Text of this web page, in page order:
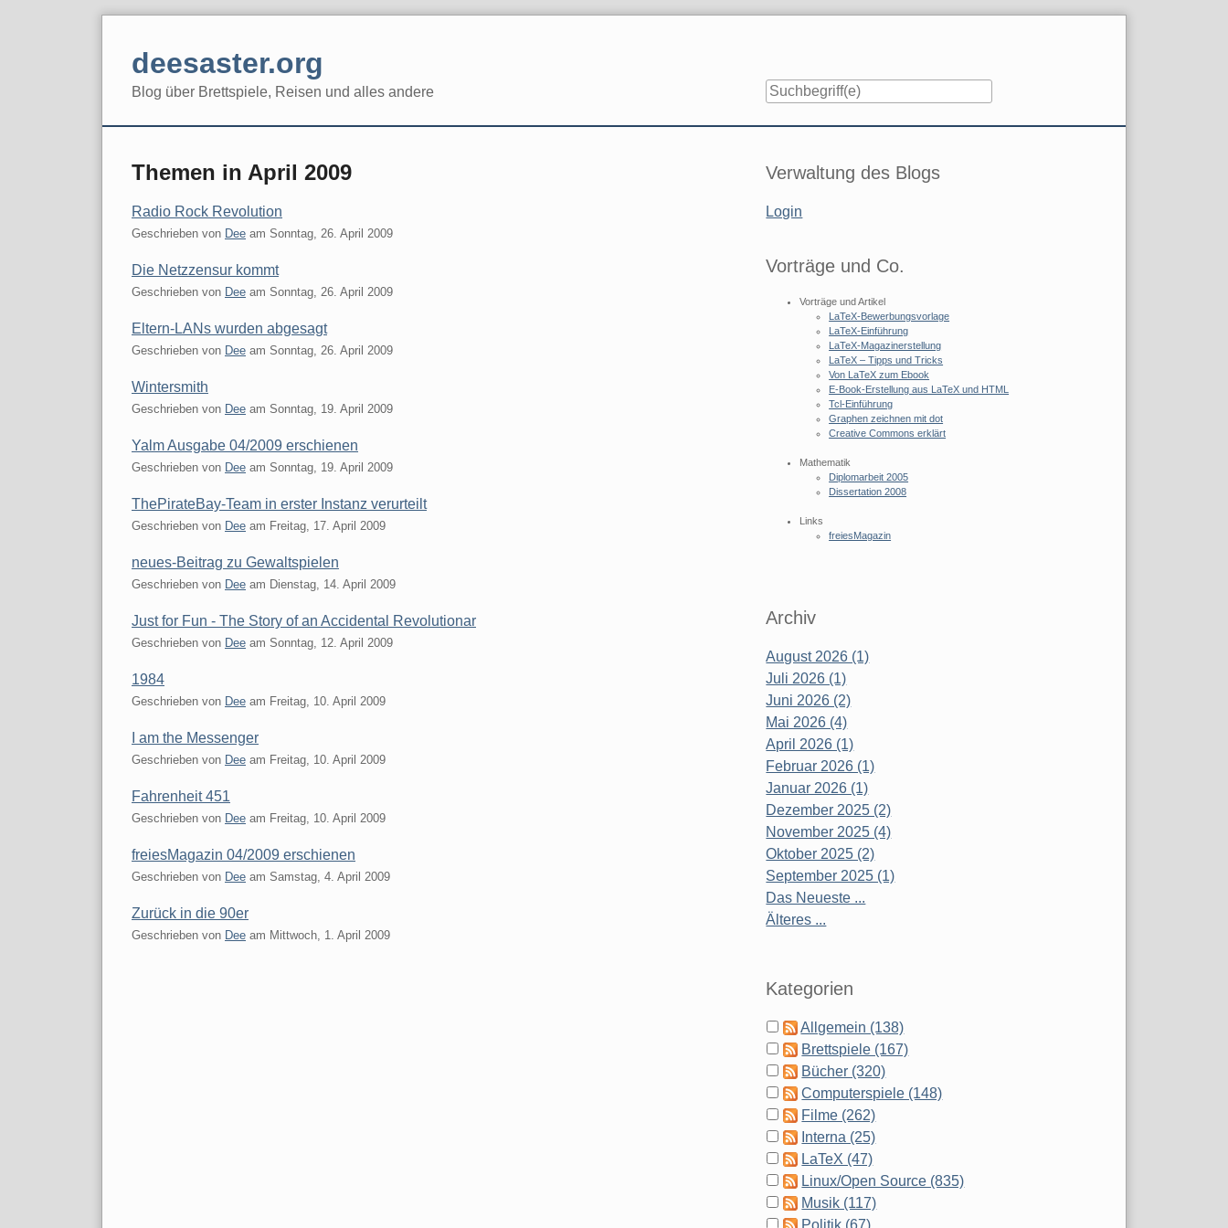
deesaster.org
Blog über Brettspiele, Reisen und alles andere
Themen in April 2009
Radio Rock Revolution
Geschrieben von Dee am Sonntag, 26. April 2009
Die Netzzensur kommt
Geschrieben von Dee am Sonntag, 26. April 2009
Eltern-LANs wurden abgesagt
Geschrieben von Dee am Sonntag, 26. April 2009
Wintersmith
Geschrieben von Dee am Sonntag, 19. April 2009
Yalm Ausgabe 04/2009 erschienen
Geschrieben von Dee am Sonntag, 19. April 2009
ThePirateBay-Team in erster Instanz verurteilt
Geschrieben von Dee am Freitag, 17. April 2009
neues-Beitrag zu Gewaltspielen
Geschrieben von Dee am Dienstag, 14. April 2009
Just for Fun - The Story of an Accidental Revolutionar
Geschrieben von Dee am Sonntag, 12. April 2009
1984
Geschrieben von Dee am Freitag, 10. April 2009
I am the Messenger
Geschrieben von Dee am Freitag, 10. April 2009
Fahrenheit 451
Geschrieben von Dee am Freitag, 10. April 2009
freiesMagazin 04/2009 erschienen
Geschrieben von Dee am Samstag, 4. April 2009
Zurück in die 90er
Geschrieben von Dee am Mittwoch, 1. April 2009
Seitenleiste
Verwaltung des Blogs
Login
Vorträge und Co.
Vorträge und Artikel
LaTeX-Bewerbungsvorlage
LaTeX-Einführung
LaTeX-Magazinerstellung
LaTeX – Tipps und Tricks
Von LaTeX zum Ebook
E-Book-Erstellung aus LaTeX und HTML
Tcl-Einführung
Graphen zeichnen mit dot
Creative Commons erklärt
Mathematik
Diplomarbeit 2005
Dissertation 2008
Links
freiesMagazin
Archiv
August 2026 (1)
Juli 2026 (1)
Juni 2026 (2)
Mai 2026 (4)
April 2026 (1)
Februar 2026 (1)
Januar 2026 (1)
Dezember 2025 (2)
November 2025 (4)
Oktober 2025 (2)
September 2025 (1)
Das Neueste ...
Älteres ...
Kategorien
Allgemein (138)
Brettspiele (167)
Bücher (320)
Computerspiele (148)
Filme (262)
Interna (25)
LaTeX (47)
Linux/Open Source (835)
Musik (117)
Politik (67)